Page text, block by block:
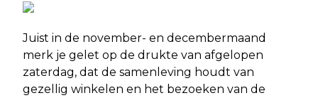
Juist in de november- en decembermaand
merk je gelet op de drukte van afgelopen
zaterdag, dat de samenleving houdt van
gezellig winkelen en het bezoeken van de